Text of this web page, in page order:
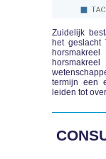
Zuidelijk
het geslacht
termijn een
leiden tot